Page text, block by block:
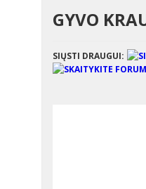
GYVO
SIŲSTI DRAUGUI: